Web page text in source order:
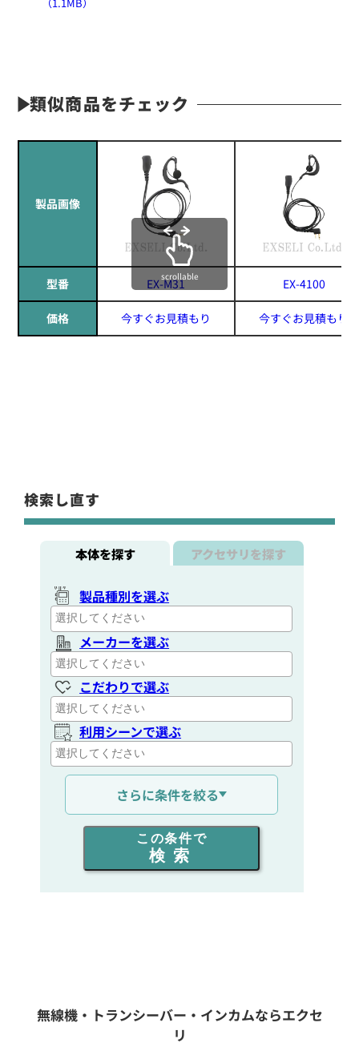
類似商品をチェック
製品画像
型番 EX-M31 EX-4100
価格 今すぐお見積もり 今すぐお見積もり
scrollable
検索し直す
本体を探す アクセサリを探す
製品種別を選ぶ
メーカーを選ぶ
こだわりで選ぶ
利用シーンで選ぶ
通信距離を選ぶ
出力を選ぶ
同時通話人数を選ぶ
フリーワード入力(製品名等)
さらに条件を絞る
この条件で
検索
無線機・トランシーバー・インカムならエクセ
リ